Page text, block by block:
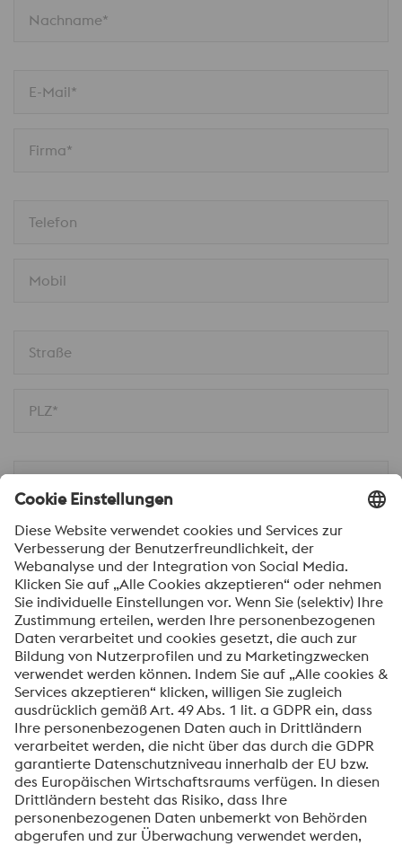
Nachname*
E-Mail*
Firma*
Telefon
Mobil
Straße
PLZ*
Nachricht*
Ich möchte über voestalpine Neuigkeiten
automatisch informiert werden.
SENDEN
Anti-Roboter-Verifizierung
Hier klicken
FriendlyCaptcha ⇗